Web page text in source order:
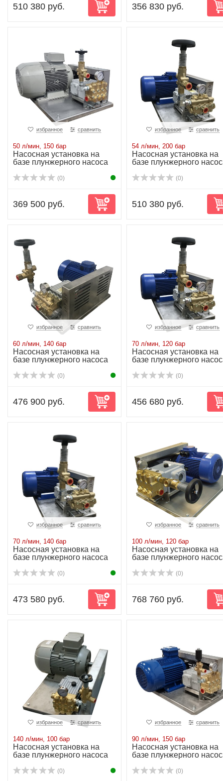
510 380 руб. 356 830 руб.
избранное сравнить
50 л/мин, 150 бар
Насосная установка на
базе плунжерного насоса
(0)
369 500 руб.
избранное сравнить
54 л/мин, 200 бар
Насосная установка на
базе плунжерного
(0)
510 380 руб.
избранное сравнить
60 л/мин, 140 бар
Насосная установка на
базе плунжерного насоса
(0)
476 900 руб.
избранное сравнить
70 л/мин, 120 бар
Насосная установка на
базе плунжерного
(0)
456 680 руб.
избранное сравнить
70 л/мин, 140 бар
Насосная установка на
базе плунжерного насоса
(0)
473 580 руб.
избранное сравнить
100 л/мин, 120 бар
Насосная установка на
базе плунжерного
(0)
768 760 руб.
избранное сравнить
140 л/мин, 100 бар
Насосная установка на
базе плунжерного насоса
(0)
избранное сравнить
90 л/мин, 150 бар
Насосная установка на
базе плунжерного
(0)